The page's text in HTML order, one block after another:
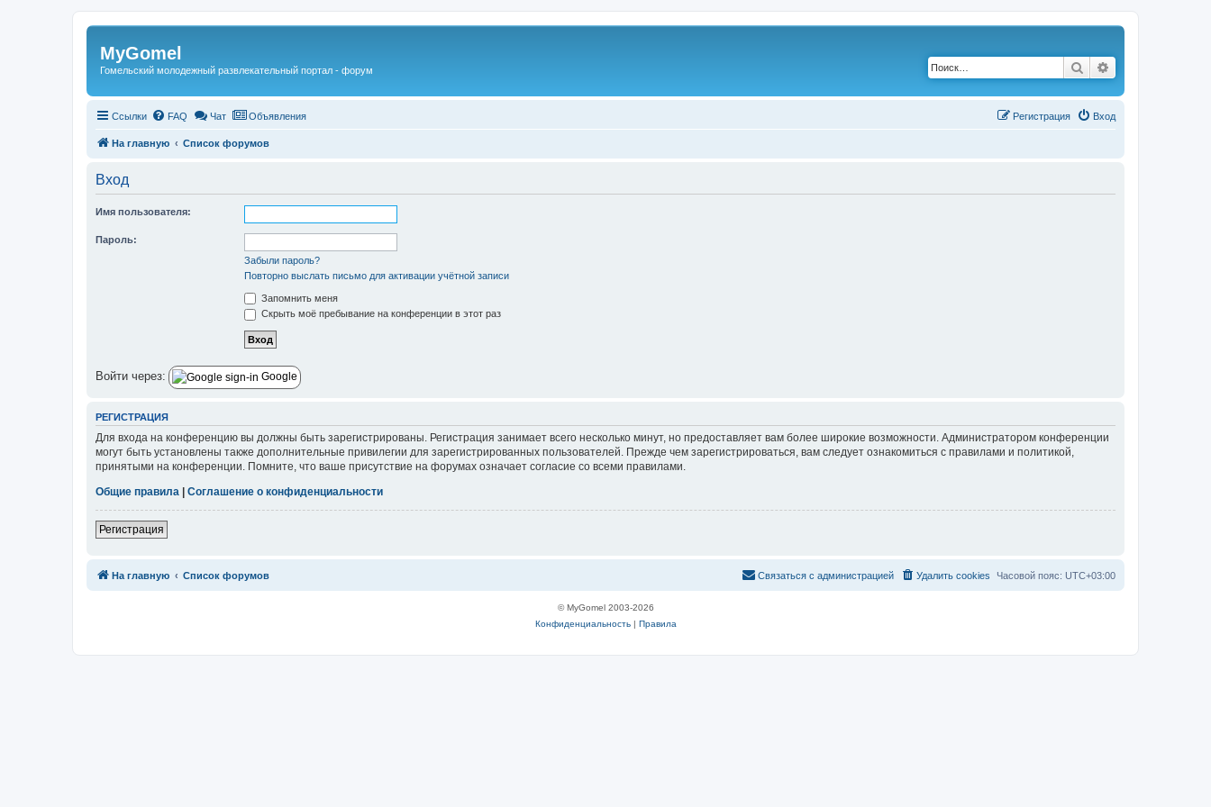
Регистрация
MyGomel
Гомельский молодежный развлекательный портал - форум Поиск
Ссылки FAQ Чат Объявления Вход
Регистрация
На главную Список форумов
Вход
Имя пользователя:
Пароль:
Забыли пароль?
Повторно выслать письмо для активации учётной записи
Запомнить меня
Скрыть моё пребывание на конференции в этот раз
Войти через: Google
РЕГИСТРАЦИЯ
Для входа на конференцию вы должны быть зарегистрированы. Регистрация занимает всего несколько минут, но предоставляет вам более широкие возможности. Администратором конференции
могут быть установлены также дополнительные привилегии для зарегистрированных пользователей. Прежде чем зарегистрироваться, вам следует ознакомиться с правилами и политикой,
принятыми на конференции. Помните, что ваше присутствие на форумах означает согласие со всеми правилами.
Общие правила
Соглашение о конфиденциальности
Регистрация
На главную Список форумов Часовой пояс: UTC+03:00
Удалить cookies
Связаться с
Связаться с администрацией
© MyGomel 2003-2026
Конфиденциальность| Правила